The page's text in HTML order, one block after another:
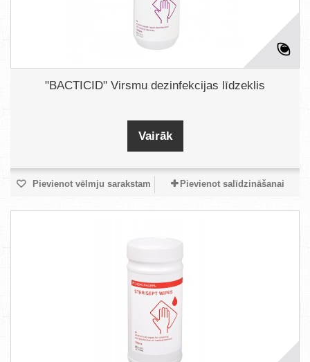
"BACTICID" Virsmu dezinfekcijas līdzeklis
Vairāk
Pievienot vēlmju sarakstam Pievienot salīdzināšanai